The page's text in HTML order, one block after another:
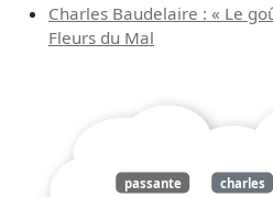
Charles Baudelaire : « Le
Fleurs du Mal
passante charles